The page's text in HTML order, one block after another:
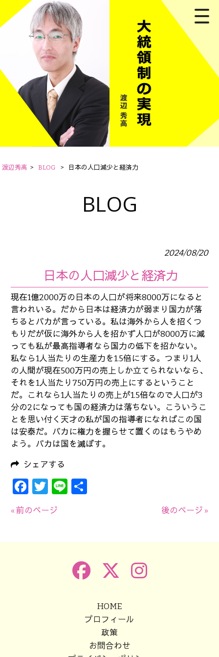
渡辺秀高 > BLOG > 日本の人口減少と経済力
BLOG
2024/08/20
日本の人口減少と経済力
現在1億2000万の日本の人口が将来8000万になると
言われいる。だから日本は経済力が弱まり国力が落
ちるとバカが言っている。私は海外から人を招くつ
もりだが仮に海外から人を招かず人口が8000万に減
っても私が最高指導者なら国力の低下を招かない。
私なら1人当たりの生産力を1.5倍にする。つまり1人
の人間が現在500万円の売上しか立てられないなら、
それを1人当たり750万円の売上にするということ
だ。これなら1人当たりの売上が1.5倍なので人口が3
分の2になっても国の経済力は落ちない。こういうこ
とを思い付く天才の私が国の指導者になればこの国
は安泰だ。バカに権力を握らせて置くのはもうやめ
よう。バカは国を滅ぼす。
シェアする
Facebook
Twitter
Line
« 前のページ 後のページ »
HOME
プロフィール
政策
お問合わせ